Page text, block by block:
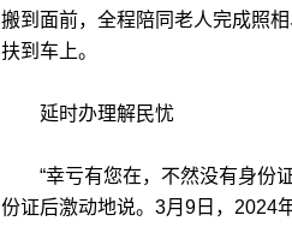
搬到面前，全程陪同老人完成照
扶到车上。
延时办理解民忧
“幸亏有您在，不然没有身份证
份证后激动地说。3月9日，2024